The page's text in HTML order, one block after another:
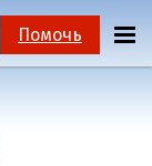
Помочь